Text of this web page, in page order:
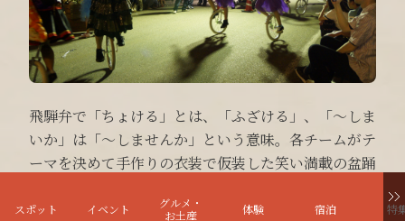
飛騨弁で「ちょける」とは、「ふざける」、「～しま
いか」は「～しませんか」という意味。各チームがテ
ーマを決めて手作りの衣装で仮装した笑い満載の盆踊
たもいっしょにちょけらまいか～？
スポット イベント
グルメ・
お土産
体験 宿泊 特